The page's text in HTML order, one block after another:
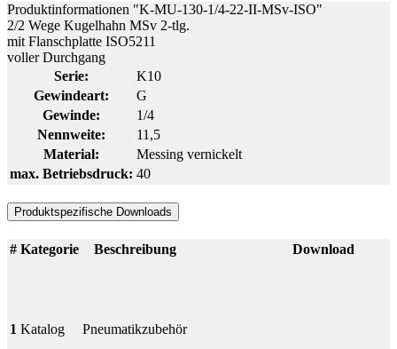
Produktinformationen "K-MU-130-1/4-22-II-MSv-ISO"
2/2 Wege Kugelhahn MSv 2-tlg.
mit Flanschplatte ISO5211
voller Durchgang
Serie:
K10
Gewindeart:
G
Gewinde:
1/4
Nennweite:
11,5
Material:
Messing vernickelt
max. Betriebsdruck: 40
Produktspezifische Downloads
# Kategorie Beschreibung Download
1 Katalog Pneumatikzubehör